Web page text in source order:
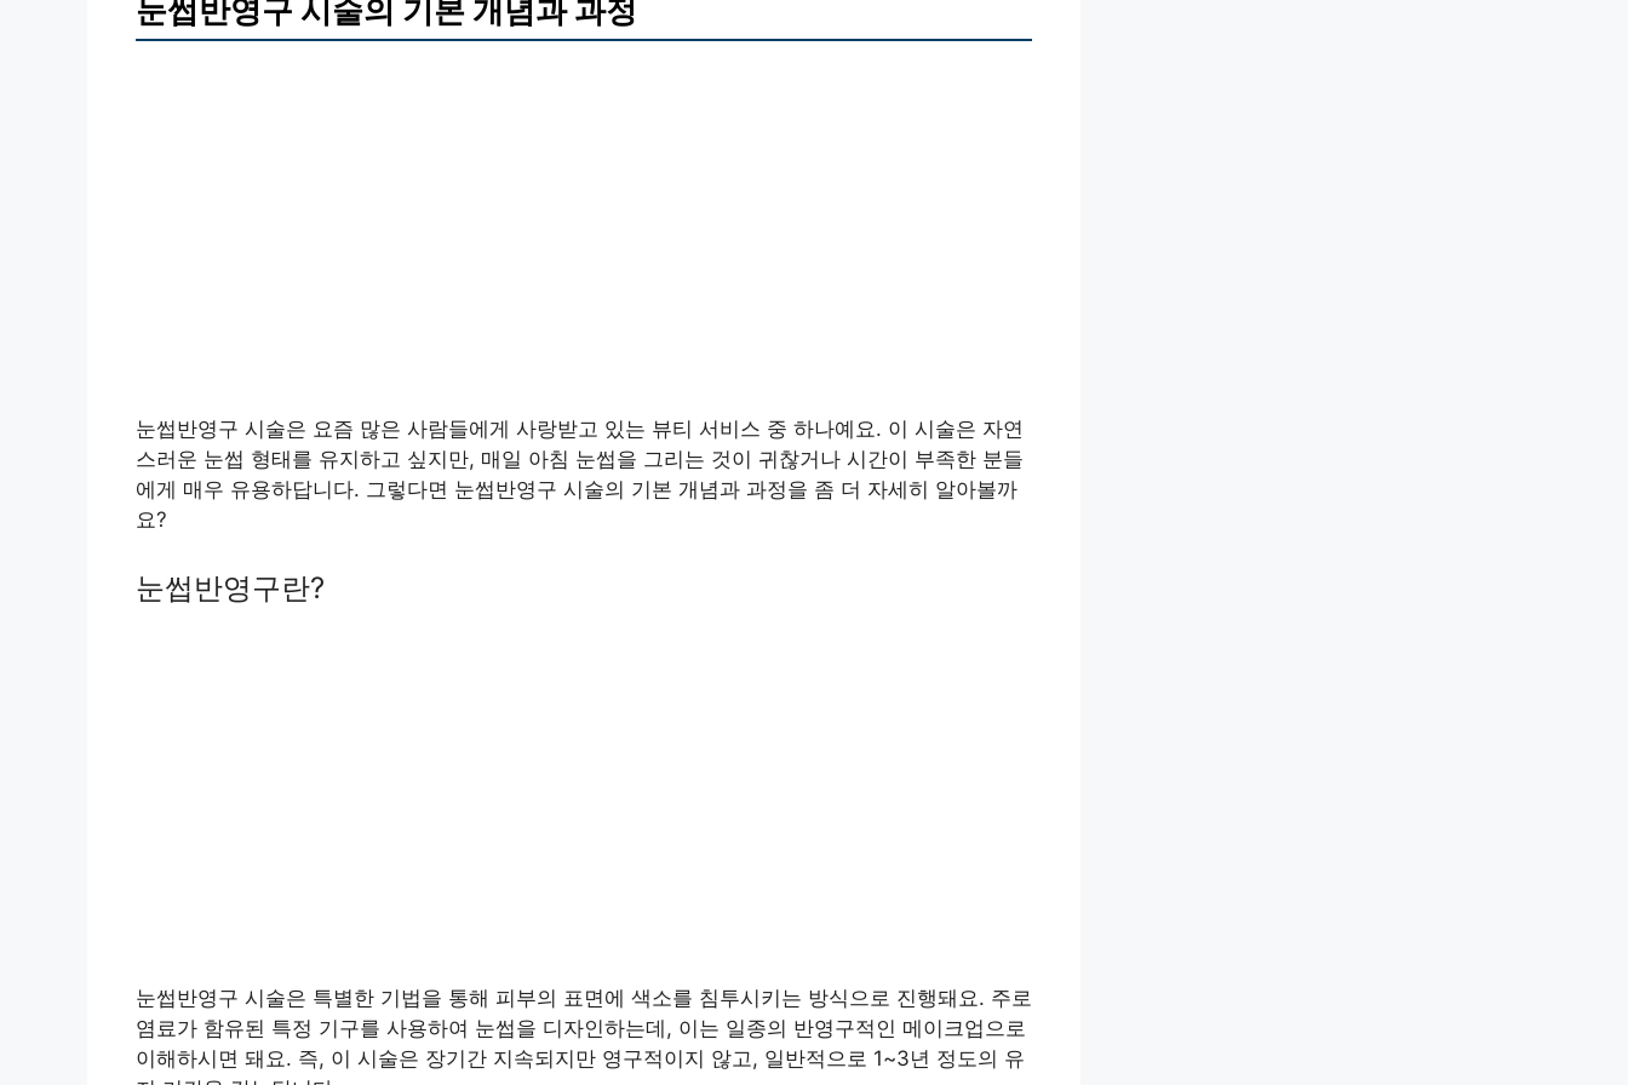
눈썹반영구 시술의 기본 개념과 과정
눈썹반영구 시술은 요즘 많은 사람들에게 사랑받고 있는 뷰티 서비스 중 하나예요. 이 시술은 자연
스러운 눈썹 형태를 유지하고 싶지만, 매일 아침 눈썹을 그리는 것이 귀찮거나 시간이 부족한 분들
에게 매우 유용하답니다. 그렇다면 눈썹반영구 시술의 기본 개념과 과정을 좀 더 자세히 알아볼까
요?
눈썹반영구란?
눈썹반영구 시술은 특별한 기법을 통해 피부의 표면에 색소를 침투시키는 방식으로 진행돼요. 주로
염료가 함유된 특정 기구를 사용하여 눈썹을 디자인하는데, 이는 일종의 반영구적인 메이크업으로
이해하시면 돼요. 즉, 이 시술은 장기간 지속되지만 영구적이지 않고, 일반적으로 1~3년 정도의 유